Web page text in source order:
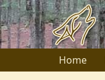
Home